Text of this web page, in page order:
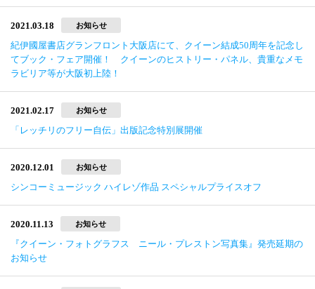
2021.03.18 お知らせ
紀伊國屋書店グランフロント大阪店にて、クイーン結成50周年を記念し
てブック・フェア開催！ クイーンのヒストリー・パネル、貴重なメモ
ラビリア等が大阪初上陸！
2021.02.17 お知らせ
「レッチリのフリー自伝」出版記念特別展開催
2020.12.01 お知らせ
シンコーミュージック ハイレゾ作品 スペシャルプライスオフ
2020.11.13 お知らせ
『クイーン・フォトグラフス ニール・プレストン写真集』発売延期の
お知らせ